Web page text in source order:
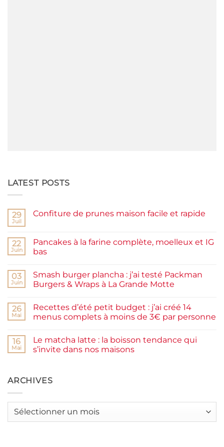
LATEST POSTS
29
Juil
Confiture de prunes maison facile et rapide
Confiture
de
prunes
et
rapide
22
Juin
Pancakes à la farine complète, moelleux et IG
bas
sur
Pancakes
à
complète,
moelleux
et
03
Juin
Smash burger plancha : j’ai testé Packman
Burgers & Wraps à La Grande Motte
sur
Smash
burger
testé
Packman
Burgers &
Grande
Motte
26
Mai
Recettes d’été petit budget : j’ai créé 14
menus complets à moins de 3€ par personne
sur
Recettes
d’été
j’ai
créé
à
16
Mai
Le matcha latte : la boisson tendance qui
s’invite dans nos maisons
Le
matcha
boisson
ARCHIVES
Archives